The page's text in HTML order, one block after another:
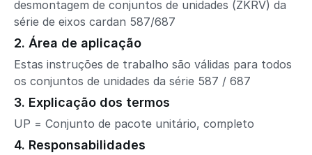
desmontagem de conjuntos de unidades (ZKRV) da
série de eixos cardan 587/687
2. Área de aplicação
Estas instruções de trabalho são válidas para todos
os conjuntos de unidades da série 587 / 687
3. Explicação dos termos
UP = Conjunto de pacote unitário, completo
4. Responsabilidades